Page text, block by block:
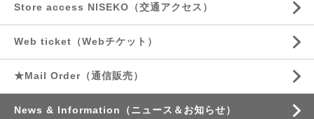
Store access NISEKO（交通アクセス）
Web ticket（Webチケット）
★Mail Order（通信販売）
News & Information（ニュース＆お知らせ）